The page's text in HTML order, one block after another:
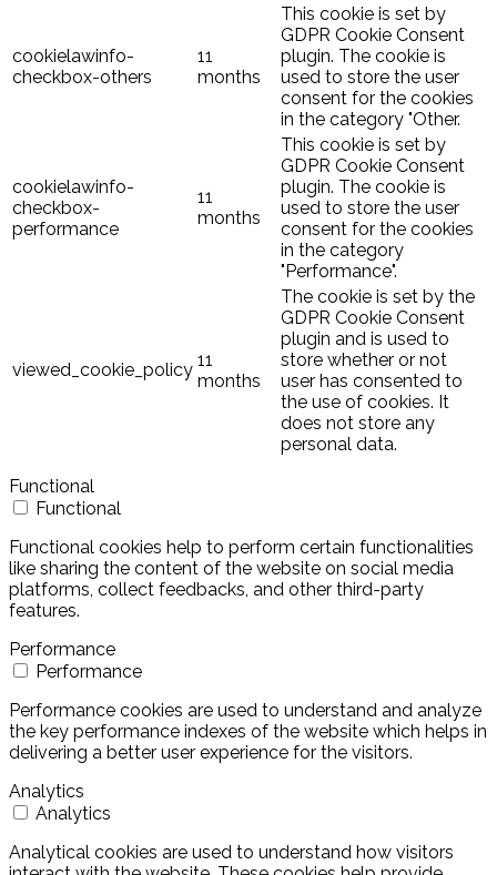
cookielawinfo-
checkbox-others
11
months
This cookie is set by
GDPR Cookie Consent
plugin. The cookie is
used to store the user
consent for the cookies
in the category "Other.
cookielawinfo-
checkbox-
performance
11
months
This cookie is set by
GDPR Cookie Consent
plugin. The cookie is
used to store the user
consent for the cookies
in the category
"Performance".
viewed_cookie_policy 11
months
The cookie is set by the
GDPR Cookie Consent
plugin and is used to
store whether or not
user has consented to
the use of cookies. It
does not store any
personal data.
Functional
Functional
Functional cookies help to perform certain functionalities
like sharing the content of the website on social media
platforms, collect feedbacks, and other third-party
features.
Performance
Performance
Performance cookies are used to understand and analyze
the key performance indexes of the website which helps in
delivering a better user experience for the visitors.
Analytics
Analytics
Analytical cookies are used to understand how visitors